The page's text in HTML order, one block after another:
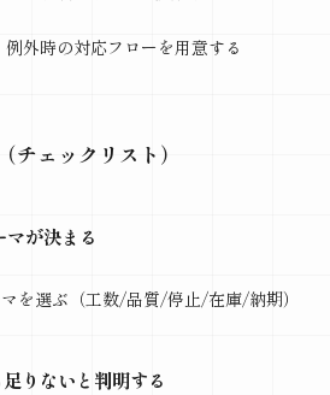
外時の対応フローを用意する
チェックリスト）
が決まる
を選ぶ（工数/品質/停止/在庫/納期）
りないと判明する